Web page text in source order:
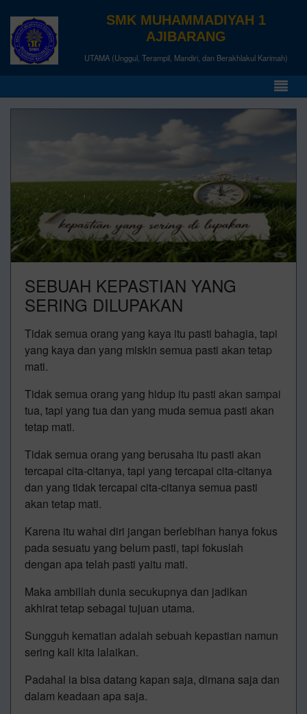
SMK MUHAMMADIYAH 1
AJIBARANG
UTAMA (Unggul, Terampil, Mandiri, dan Berakhlakul Karimah)
SEBUAH KEPASTIAN YANG
SERING DILUPAKAN
Tidak semua orang yang kaya itu pasti bahagia, tapi
yang kaya dan yang miskin semua pasti akan tetap
mati.
Tidak semua orang yang hidup itu pasti akan sampai
tua, tapi yang tua dan yang muda semua pasti akan
tetap mati.
Tidak semua orang yang berusaha itu pasti akan
tercapai cita-citanya, tapi yang tercapai cita-citanya
dan yang tidak tercapai cita-citanya semua pasti
akan tetap mati.
Karena itu wahai diri jangan berlebihan hanya fokus
pada sesuatu yang belum pasti, tapi fokuslah
dengan apa telah pasti yaitu mati.
Maka ambillah dunia secukupnya dan jadikan
akhirat tetap sebagai tujuan utama.
Sungguh kematian adalah sebuah kepastian namun
sering kali kita lalaikan.
Padahal ia bisa datang kapan saja, dimana saja dan
dalam keadaan apa saja.